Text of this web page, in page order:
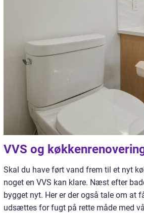
VVS og
Skal du have ført vand frem til et nyt
noget en VVS kan klare. Næst efter
bygget nyt. Her er der også tale om at
udsættes for fugt på rette måde med